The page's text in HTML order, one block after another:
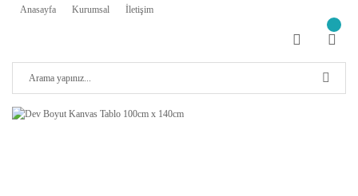
Anasayfa Kurumsal İletişim